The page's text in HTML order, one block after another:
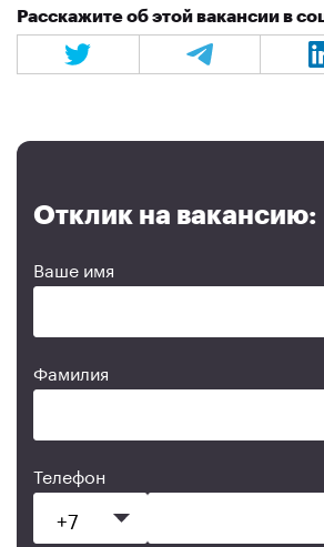
Расскажите об этой вакансии в
Отклик на вакансию:
Ваше имя
Фамилия
Телефон